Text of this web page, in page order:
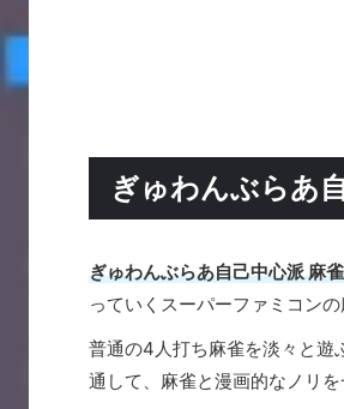
ぎゅわんぶらあ
ぎゅわんぶらあ自己中心派 麻
っていくスーパーファミコンの
普通の4人打ち麻雀を淡々と遊
通して、麻雀と漫画的なノリ